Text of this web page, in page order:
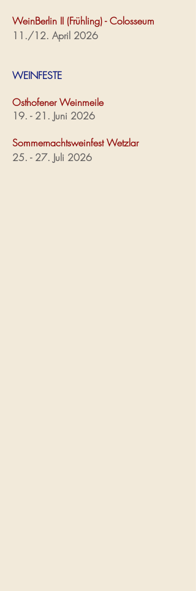
WeinBerlin II (Frühling) - Colosseum
11./12. April 2026
WEINFESTE
Osthofener Weinmeile
19. - 21. Juni 2026
Sommernachtsweinfest Wetzlar
25. - 27. Juli 2026